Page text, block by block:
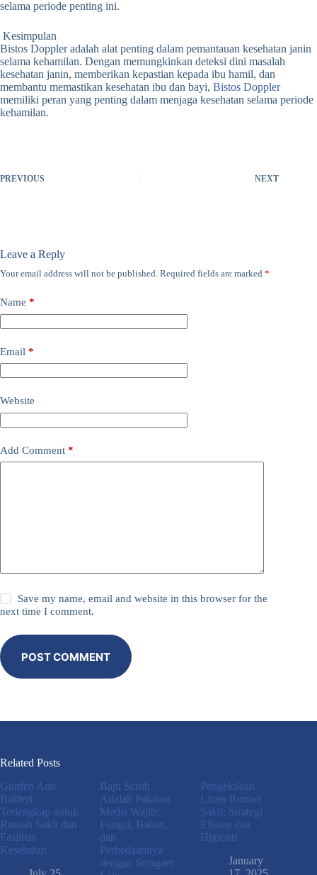
selama periode penting ini.
Kesimpulan
Bistos Doppler adalah alat penting dalam pemantauan kesehatan janin
selama kehamilan. Dengan memungkinkan deteksi dini masalah
kesehatan janin, memberikan kepastian kepada ibu hamil, dan
membantu memastikan kesehatan ibu dan bayi, Bistos Doppler
memiliki peran yang penting dalam menjaga kesehatan selama periode
kehamilan.
PREVIOUS NEXT
Leave a Reply
Your email address will not be published. Required fields are marked *
Name *
Email *
Website
Add Comment *
Save my name, email and website in this browser for the
next time I comment.
POST COMMENT
Related Posts
Gorden Anti
Bakteri
Terlengkap untuk
Rumah Sakit dan
Fasilitas
Kesehatan
Baju Scrub
Adalah Pakaian
Medis Wajib:
Fungsi, Bahan,
dan
Perbedaannya
dengan Seragam
Pengelolaan
Linen Rumah
Sakit: Strategi
Efisien dan
Higienis
January